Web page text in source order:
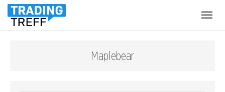
Maplebear